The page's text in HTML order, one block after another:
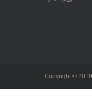
Copyright ©